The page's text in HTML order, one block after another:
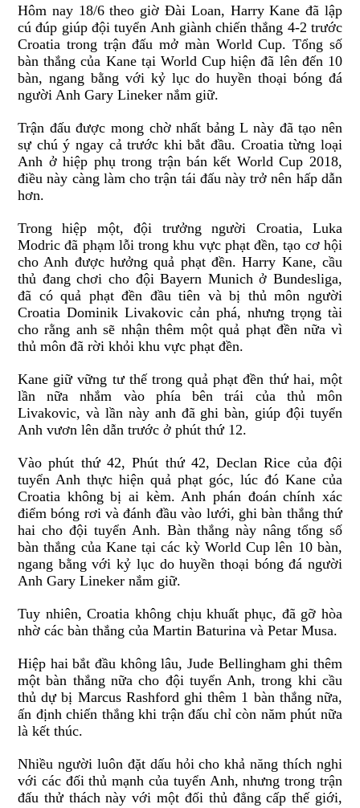
Hôm nay 18/6 theo giờ Đài Loan, Harry Kane đã lập
cú đúp giúp đội tuyển Anh giành chiến thắng 4-2 trước
Croatia trong trận đấu mở màn World Cup. Tổng số
bàn thắng của Kane tại World Cup hiện đã lên đến 10
bàn, ngang bằng với kỷ lục do huyền thoại bóng đá
người Anh Gary Lineker nắm giữ.
Trận đấu được mong chờ nhất bảng L này đã tạo nên
sự chú ý ngay cả trước khi bắt đầu. Croatia từng loại
Anh ở hiệp phụ trong trận bán kết World Cup 2018,
điều này càng làm cho trận tái đấu này trở nên hấp dẫn
hơn.
Trong hiệp một, đội trưởng người Croatia, Luka
Modric đã phạm lỗi trong khu vực phạt đền, tạo cơ hội
cho Anh được hưởng quả phạt đền. Harry Kane, cầu
thủ đang chơi cho đội Bayern Munich ở Bundesliga,
đã có quả phạt đền đầu tiên và bị thủ môn người
Croatia Dominik Livakovic cản phá, nhưng trọng tài
cho rằng anh sẽ nhận thêm một quả phạt đền nữa vì
thủ môn đã rời khỏi khu vực phạt đền.
Kane giữ vững tư thế trong quả phạt đền thứ hai, một
lần nữa nhắm vào phía bên trái của thủ môn
Livakovic, và lần này anh đã ghi bàn, giúp đội tuyển
Anh vươn lên dẫn trước ở phút thứ 12.
Vào phút thứ 42, Phút thứ 42, Declan Rice của đội
tuyển Anh thực hiện quả phạt góc, lúc đó Kane của
Croatia không bị ai kèm. Anh phán đoán chính xác
điểm bóng rơi và đánh đầu vào lưới, ghi bàn thắng thứ
hai cho đội tuyển Anh. Bàn thắng này nâng tổng số
bàn thắng của Kane tại các kỳ World Cup lên 10 bàn,
ngang bằng với kỷ lục do huyền thoại bóng đá người
Anh Gary Lineker nắm giữ.
Tuy nhiên, Croatia không chịu khuất phục, đã gỡ hòa
nhờ các bàn thắng của Martin Baturina và Petar Musa.
Hiệp hai bắt đầu không lâu, Jude Bellingham ghi thêm
một bàn thắng nữa cho đội tuyển Anh, trong khi cầu
thủ dự bị Marcus Rashford ghi thêm 1 bàn thắng nữa,
ấn định chiến thắng khi trận đấu chỉ còn năm phút nữa
là kết thúc.
Nhiều người luôn đặt dấu hỏi cho khả năng thích nghi
với các đối thủ mạnh của tuyển Anh, nhưng trong trận
đấu thử thách này với một đối thủ đẳng cấp thế giới,